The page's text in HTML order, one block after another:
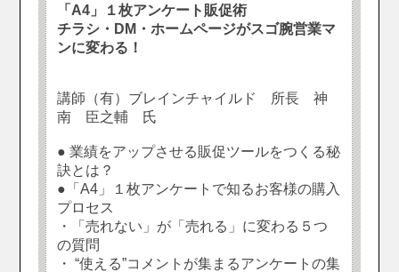
「A4」１枚アンケート販促術
チラシ・DM・ホームページがスゴ腕営業マ
ンに変わる！
講師（有）ブレインチャイルド 所長 神
南 臣之輔 氏
● 業績をアップさせる販促ツールをつくる秘
訣とは？
●「A4」１枚アンケートで知るお客様の購入
プロセス
・「売れない」が「売れる」に変わる５つ
の質問
・ “使える”コメントが集まるアンケートの集